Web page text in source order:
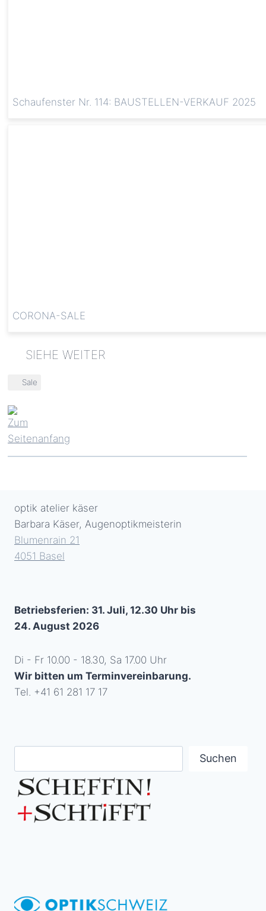
Schaufenster Nr. 114: BAUSTELLEN-VERKAUF 2025
CORONA-SALE
Schlagworte:
Sale
optik atelier käser
Barbara Käser, Augenoptikmeisterin
Blumenrain 21
4051 Basel
Betriebsferien: 31. Juli, 12.30 Uhr bis
24. August 2026
Di - Fr 10.00 - 18.30, Sa 17.00 Uhr
Wir bitten um Terminvereinbarung.
Tel. +41 61 281 17 17
Suchen